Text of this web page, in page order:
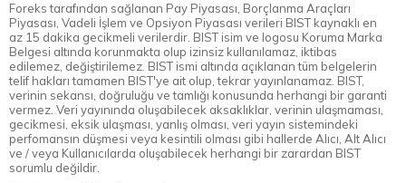
Foreks tarafından sağlanan Pay Piyasası, Borçlanma Araçları
Piyasası, Vadeli İşlem ve Opsiyon Piyasası verileri BIST kaynaklı en
az 15 dakika gecikmeli verilerdir. BIST isim ve logosu Koruma Marka
Belgesi altında korunmakta olup izinsiz kullanılamaz, iktibas
edilemez, değiştirilemez. BIST ismi altında açıklanan tüm belgelerin
telif hakları tamamen BIST'ye ait olup, tekrar yayınlanamaz. BIST,
verinin sekansı, doğruluğu ve tamlığı konusunda herhangi bir garanti
vermez. Veri yayınında oluşabilecek aksaklıklar, verinin ulaşmaması,
gecikmesi, eksik ulaşması, yanlış olması, veri yayın sistemindeki
perfomansın düşmesi veya kesintili olması gibi hallerde Alıcı, Alt Alıcı
ve / veya Kullanıcılarda oluşabilecek herhangi bir zarardan BIST
sorumlu değildir.